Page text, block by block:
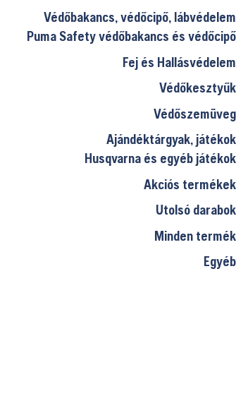
Védőbakancs, védőcipő, lábvédelem
Puma Safety védőbakancs és védőcipő
Fej és Hallásvédelem
Védőkesztyűk
Védőszemüveg
Ajándéktárgyak, játékok
Husqvarna és egyéb játékok
Akciós termékek
Utolsó darabok
Minden termék
Egyéb